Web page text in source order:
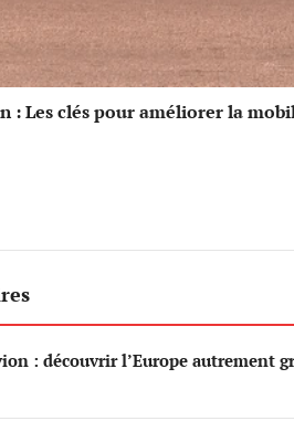
: Les clés pour améliorer la
: découvrir l’Europe autrement